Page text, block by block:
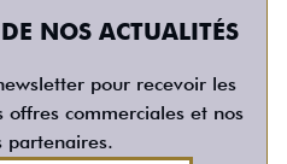
NOS ACTUALITÉS
pour recevoir les
offres commerciales et nos
partenaires.